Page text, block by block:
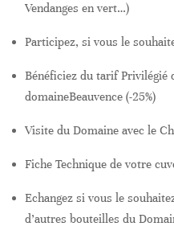
Vendanges en vert…)
Participez, si vous le
Bénéficiez du tarif Privilégié
domaineBeauvence (-25%)
Visite du Domaine avec le
Fiche Technique de votre
Echangez si vous le
d’autres bouteilles du